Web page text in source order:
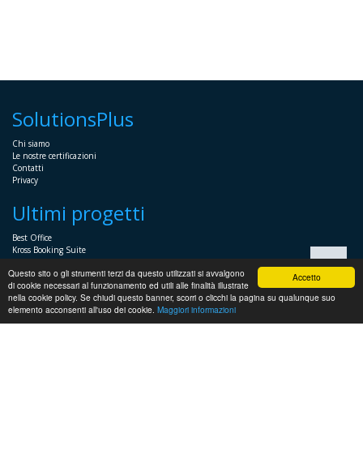
Accetto
Questo sito o gli strumenti terzi da questo utilizzati si avvalgono
di cookie necessari al funzionamento ed utili alle finalità illustrate
nella cookie policy. Se chiudi questo banner, scorri o clicchi la pagina su qualunque suo
elemento acconsenti all'uso dei cookie. Maggiori informazioni
SolutionsPlus
Chi siamo
Le nostre certificazioni
Contatti
Privacy
Ultimi progetti
Best Office
Kross Booking Suite
Assembly Manager
Automator+
Sistemistica